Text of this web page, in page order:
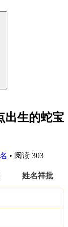
出生的蛇宝
• 阅读 303
姓名祥批